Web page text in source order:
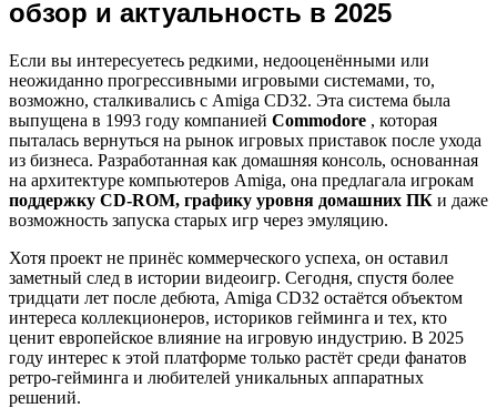
обзор и актуальность в 2025
Если вы интересуетесь редкими, недооценёнными или
неожиданно прогрессивными игровыми системами, то,
возможно, сталкивались с Amiga CD32. Эта система была
выпущена в 1993 году компанией Commodore , которая
пыталась вернуться на рынок игровых приставок после ухода
из бизнеса. Разработанная как домашняя консоль, основанная
на архитектуре компьютеров Amiga, она предлагала игрокам
поддержку CD-ROM, графику уровня домашних ПК и даже
возможность запуска старых игр через эмуляцию.
Хотя проект не принёс коммерческого успеха, он оставил
заметный след в истории видеоигр. Сегодня, спустя более
тридцати лет после дебюта, Amiga CD32 остаётся объектом
интереса коллекционеров, историков гейминга и тех, кто
ценит европейское влияние на игровую индустрию. В 2025
году интерес к этой платформе только растёт среди фанатов
ретро-гейминга и любителей уникальных аппаратных
решений.